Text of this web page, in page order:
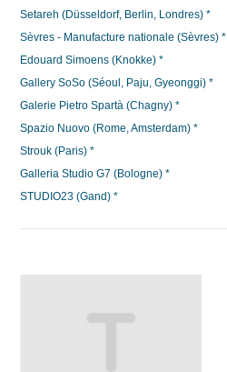
Setareh (Düsseldorf, Berlin, Londres) *
Sèvres - Manufacture nationale (Sèvres) *
Edouard Simoens (Knokke) *
Gallery SoSo (Séoul, Paju, Gyeonggi) *
Galerie Pietro Spartà (Chagny) *
Spazio Nuovo (Rome, Amsterdam) *
Strouk (Paris) *
Galleria Studio G7 (Bologne) *
STUDIO23 (Gand) *